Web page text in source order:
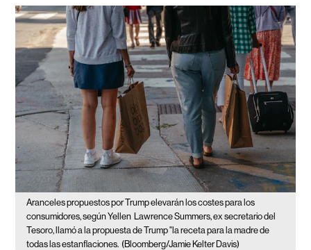
Aranceles propuestos por Trump elevarán los costes para los
consumidores, según Yellen
Lawrence Summers, ex secretario del
Tesoro, llamó a la propuesta de Trump "la receta para la madre de
todas las estanflaciones. (Bloomberg/Jamie Kelter Davis)